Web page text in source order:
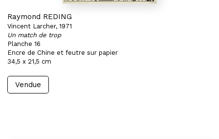
Raymond REDING
Vincent Larcher, 1971
Un match de trop
Planche 16
Encre de Chine et feutre sur papier
34,5 x 21,5 cm
Vendue